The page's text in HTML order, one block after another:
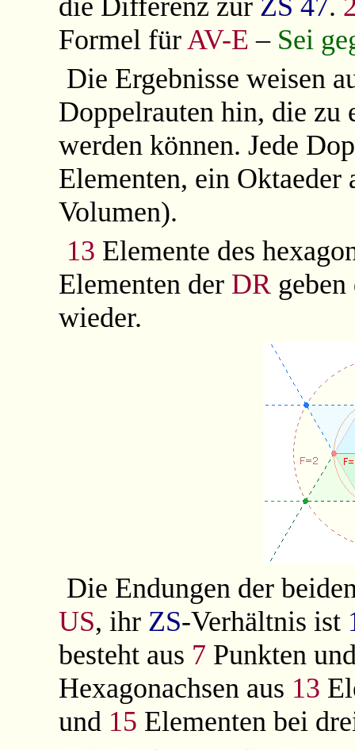
die Differenz zur ZS 47.
Formel fürAV-E – Sei
Die Ergebnisse weisen
Doppelrauten hin, die zu
werden können. Jede
Elementen, ein Oktaeder
Volumen).
13 Elemente des
Elementen der DR
wieder.
Die Endungen der
US, ihr ZS-Verhältnis ist
besteht aus 7 Punkten
Hexagonachsen aus 13
und 15 Elementen bei